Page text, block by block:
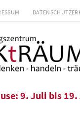
9. Juli bis 19.